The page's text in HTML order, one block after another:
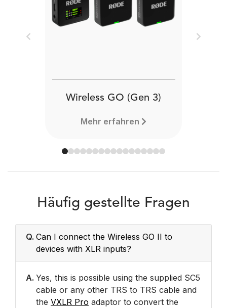
Wireless GO (Gen 3)
Mehr erfahren
Previous Next
Häufig gestellte Fragen
Q. Can I connect the Wireless GO II to
devices with XLR inputs?
A. Yes, this is possible using the supplied SC5
cable or any other TRS to TRS cable and
the VXLR Pro adaptor to convert the